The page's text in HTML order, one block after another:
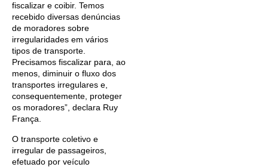
fiscalizar e coibir. Temos
recebido diversas denúncias
de moradores sobre
irregularidades em vários
tipos de transporte.
Precisamos fiscalizar para, ao
menos, diminuir o fluxo dos
transportes irregulares e,
consequentemente, proteger
os moradores”, declara Ruy
França.
O transporte coletivo e
irregular de passageiros,
efetuado por veículo